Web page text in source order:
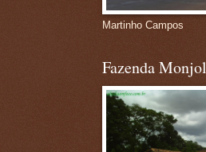
Martinho Campos
Fazenda